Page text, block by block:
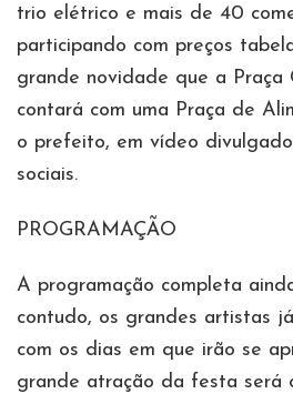
trio elétrico e mais de 40
participando com preços
grande novidade que a Praça
contará com uma Praça de
o prefeito, em vídeo
sociais.
PROGRAMAÇÃO
A programação completa
contudo, os grandes artistas
com os dias em que irão se
grande atração da festa será